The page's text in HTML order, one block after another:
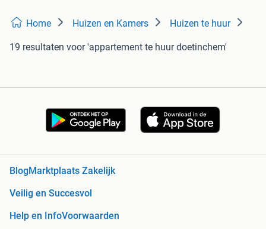
Home Huizen en Kamers Huizen te huur
19 resultaten voor 'appartement te huur doetinchem'
BlogMarktplaats Zakelijk
Veilig en Succesvol
Help en InfoVoorwaarden